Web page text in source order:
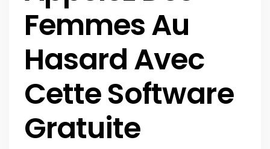
Femmes Au
Hasard Avec
Cette Software
Gratuite